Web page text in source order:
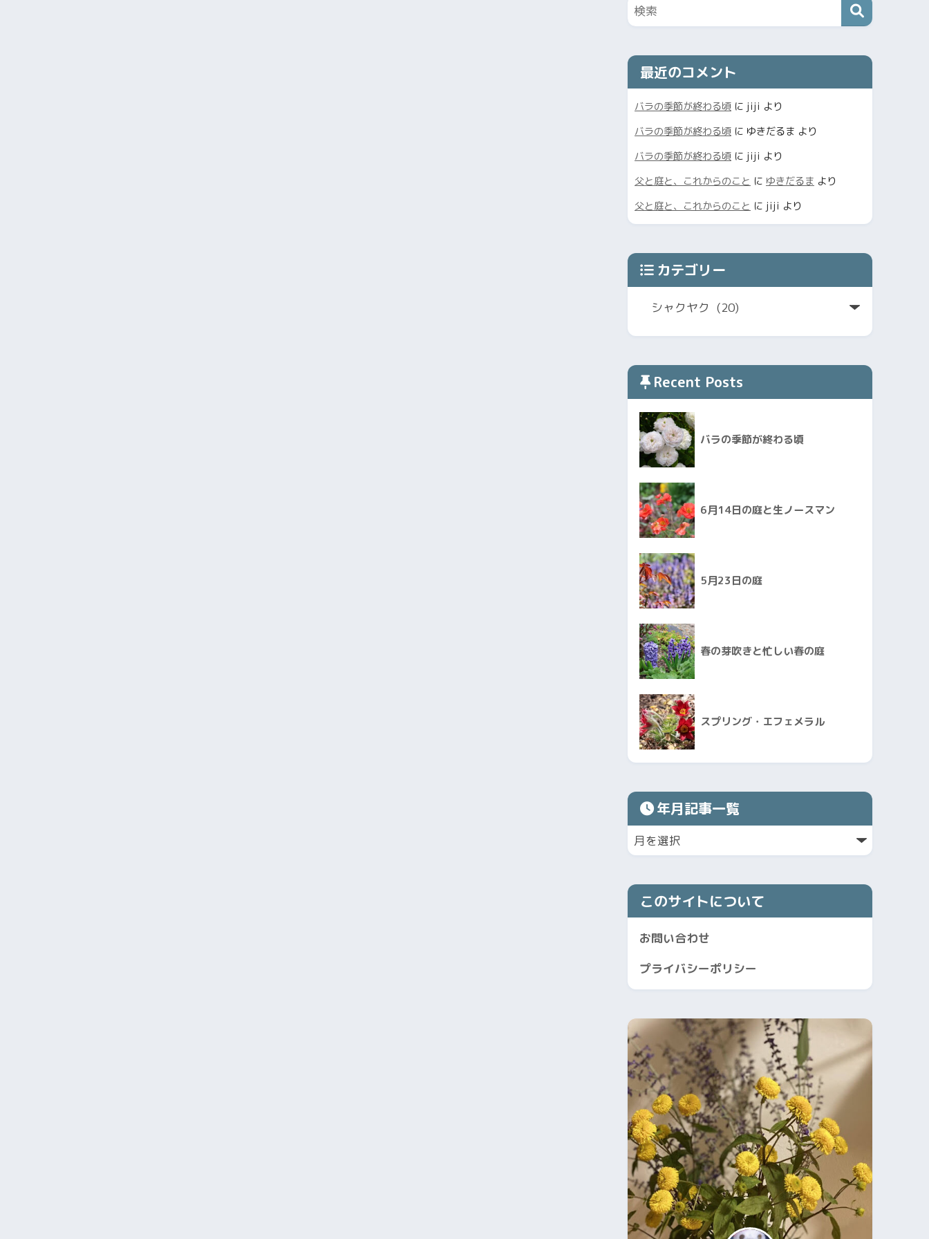
最近のコメント
バラの季節が終わる頃 に jiji より
バラの季節が終わる頃 に ゆきだるま より
バラの季節が終わる頃 に jiji より
父と庭と、これからのこと に ゆきだるま より
父と庭と、これからのこと に jiji より
カテゴリー
Recent Posts
バラの季節が終わる頃
6月14日の庭と生ノースマン
5月23日の庭
春の芽吹きと忙しい春の庭
スプリング・エフェメラル
年月記事一覧
このサイトについて
お問い合わせ
プライバシーポリシー